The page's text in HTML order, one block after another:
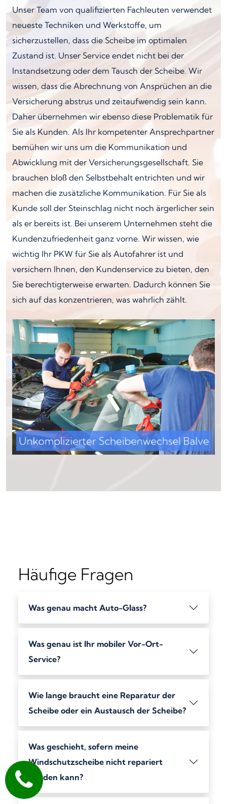
Unser Team von qualifizierten Fachleuten verwendet
neueste Techniken und Werkstoffe, um
sicherzustellen, dass die Scheibe im optimalen
Zustand ist. Unser Service endet nicht bei der
Instandsetzung oder dem Tausch der Scheibe. Wir
wissen, dass die Abrechnung von Ansprüchen an die
Versicherung abstrus und zeitaufwendig sein kann.
Daher übernehmen wir ebenso diese Problematik für
Sie als Kunden. Als Ihr kompetenter Ansprechpartner
bemühen wir uns um die Kommunikation und
Abwicklung mit der Versicherungsgesellschaft. Sie
brauchen bloß den Selbstbehalt entrichten und wir
machen die zusätzliche Kommunikation. Für Sie als
Kunde soll der Steinschlag nicht noch ärgerlicher sein
als er bereits ist. Bei unserem Unternehmen steht die
Kundenzufriedenheit ganz vorne. Wir wissen, wie
wichtig Ihr PKW für Sie als Autofahrer ist und
versichern Ihnen, den Kundenservice zu bieten, den
Sie berechtigterweise erwarten. Dadurch können Sie
sich auf das konzentrieren, was wahrlich zählt.
Häufige Fragen
Was genau macht Auto-Glass?
Was genau ist Ihr mobiler Vor-Ort-
Service?
Wie lange braucht eine Reparatur der
Scheibe oder ein Austausch der Scheibe?
Was geschieht, sofern meine
Windschutzscheibe nicht repariert
werden kann?